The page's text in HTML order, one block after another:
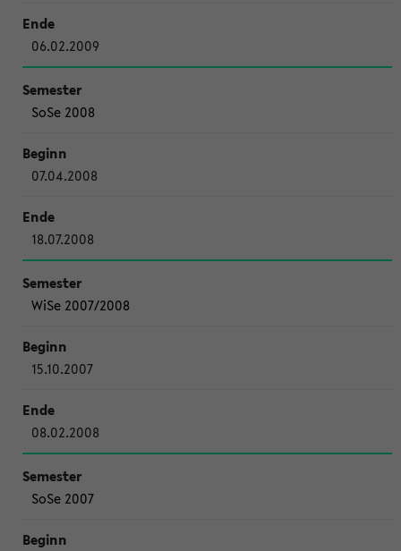
06.02.2009
SoSe 2008
07.04.2008
18.07.2008
WiSe 2007/2008
15.10.2007
08.02.2008
SoSe 2007